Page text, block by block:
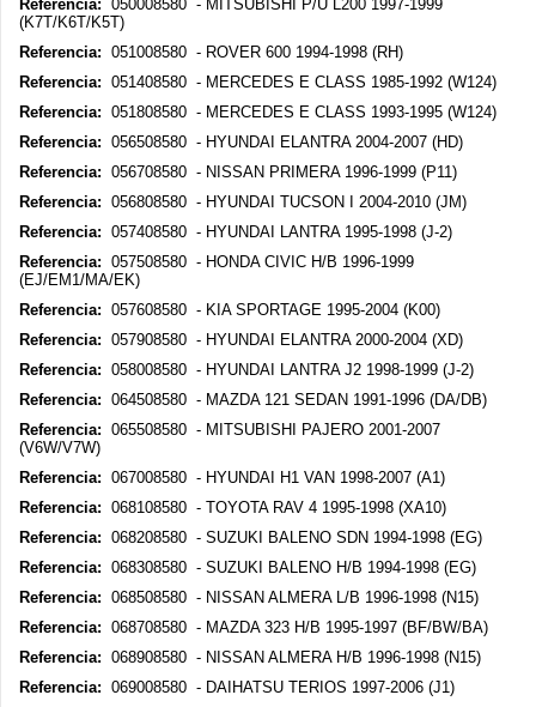
Referencia: 050008580 - MITSUBISHI P/U L200 1997-1999
(K7T/K6T/K5T)
Referencia: 051008580 - ROVER 600 1994-1998 (RH)
Referencia: 051408580 - MERCEDES E CLASS 1985-1992 (W124)
Referencia: 051808580 - MERCEDES E CLASS 1993-1995 (W124)
Referencia: 056508580 - HYUNDAI ELANTRA 2004-2007 (HD)
Referencia: 056708580 - NISSAN PRIMERA 1996-1999 (P11)
Referencia: 056808580 - HYUNDAI TUCSON I 2004-2010 (JM)
Referencia: 057408580 - HYUNDAI LANTRA 1995-1998 (J-2)
Referencia: 057508580 - HONDA CIVIC H/B 1996-1999
(EJ/EM1/MA/EK)
Referencia: 057608580 - KIA SPORTAGE 1995-2004 (K00)
Referencia: 057908580 - HYUNDAI ELANTRA 2000-2004 (XD)
Referencia: 058008580 - HYUNDAI LANTRA J2 1998-1999 (J-2)
Referencia: 064508580 - MAZDA 121 SEDAN 1991-1996 (DA/DB)
Referencia: 065508580 - MITSUBISHI PAJERO 2001-2007
(V6W/V7W)
Referencia: 067008580 - HYUNDAI H1 VAN 1998-2007 (A1)
Referencia: 068108580 - TOYOTA RAV 4 1995-1998 (XA10)
Referencia: 068208580 - SUZUKI BALENO SDN 1994-1998 (EG)
Referencia: 068308580 - SUZUKI BALENO H/B 1994-1998 (EG)
Referencia: 068508580 - NISSAN ALMERA L/B 1996-1998 (N15)
Referencia: 068708580 - MAZDA 323 H/B 1995-1997 (BF/BW/BA)
Referencia: 068908580 - NISSAN ALMERA H/B 1996-1998 (N15)
Referencia: 069008580 - DAIHATSU TERIOS 1997-2006 (J1)